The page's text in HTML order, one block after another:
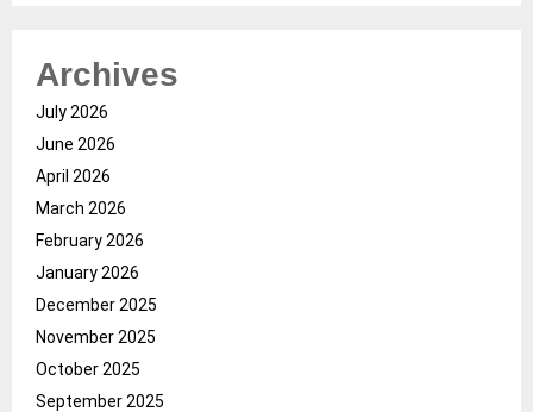
Archives
July 2026
June 2026
April 2026
March 2026
February 2026
January 2026
December 2025
November 2025
October 2025
September 2025